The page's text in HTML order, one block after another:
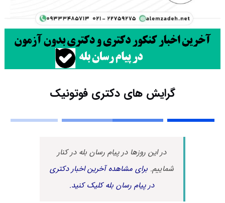
گرایش های دکتری فوتونیک
در این روزها در پیام رسان بله در کنار
شماییم.برای مشاهده آخرین اخبار دکتری
در پیام رسان بله کلیک کنید.